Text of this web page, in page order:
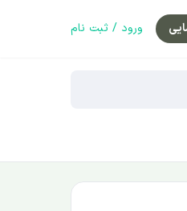
ورود / ثبت نام